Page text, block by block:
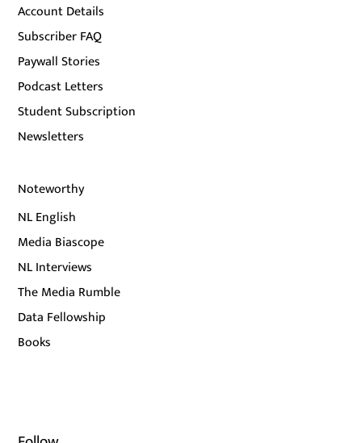
Account Details
Subscriber FAQ
Paywall Stories
Podcast Letters
Student Subscription
Newsletters
Noteworthy
NL English
Media Biascope
NL Interviews
The Media Rumble
Data Fellowship
Books